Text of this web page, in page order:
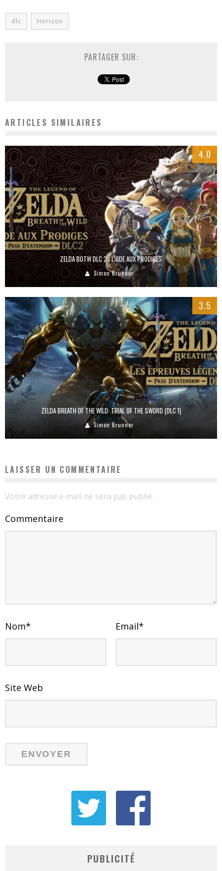
dlc Horizon
PARTAGER SUR:
ARTICLES SIMILAIRES
4.0
ZELDA BOTW DLC 2 : L’ODE AUX PRODIGES
Simon Brunner
3.5
ZELDA BREATH OF THE WILD: TRIAL OF THE SWORD (DLC 1)
Simon Brunner
LAISSER UN COMMENTAIRE
Votre adresse e-mail ne sera pas publié.
Commentaire
Nom* Email*
Site Web
PUBLICITÉ